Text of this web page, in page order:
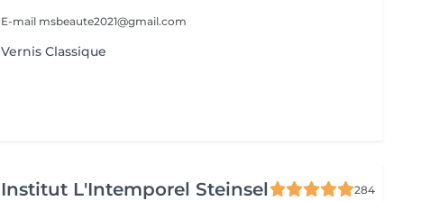
E-mail msbeaute2021@gmail.com
Vernis Classique
Institut L'Intemporel Steinsel
284